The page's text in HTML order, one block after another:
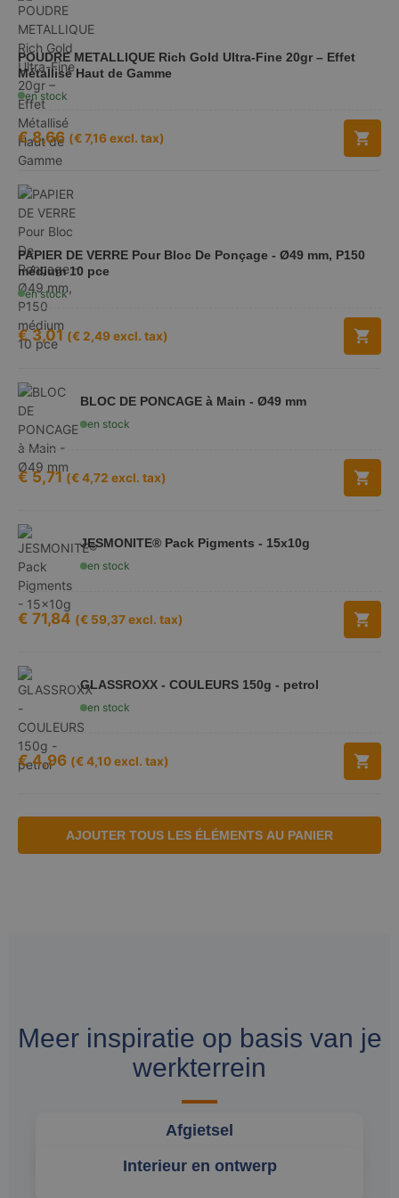
POUDRE METALLIQUE Rich Gold Ultra-Fine 20gr – Effet
Métallisé Haut de Gamme
en stock
€8,66 (€7,16excl. tax)
PAPIER DE VERRE Pour Bloc De Ponçage - Ø49 mm, P150
médium 10 pce
en stock
€3,01 (€ 2,49excl. tax)
BLOC DE PONCAGE à Main - Ø49 mm
en stock
€ 5,71 (€4,72 excl. tax)
JESMONITE® Pack Pigments - 15x10g
en stock
€ 71,84 (€ 59,37excl. tax)
GLASSROXX - COULEURS 150g - petrol
en stock
€4,96 (€4,10excl. tax)
AJOUTER TOUS LES ÉLÉMENTS AU PANIER
Meer inspiratie op basis van je
werkterrein
Afgietsel
Interieur en ontwerp